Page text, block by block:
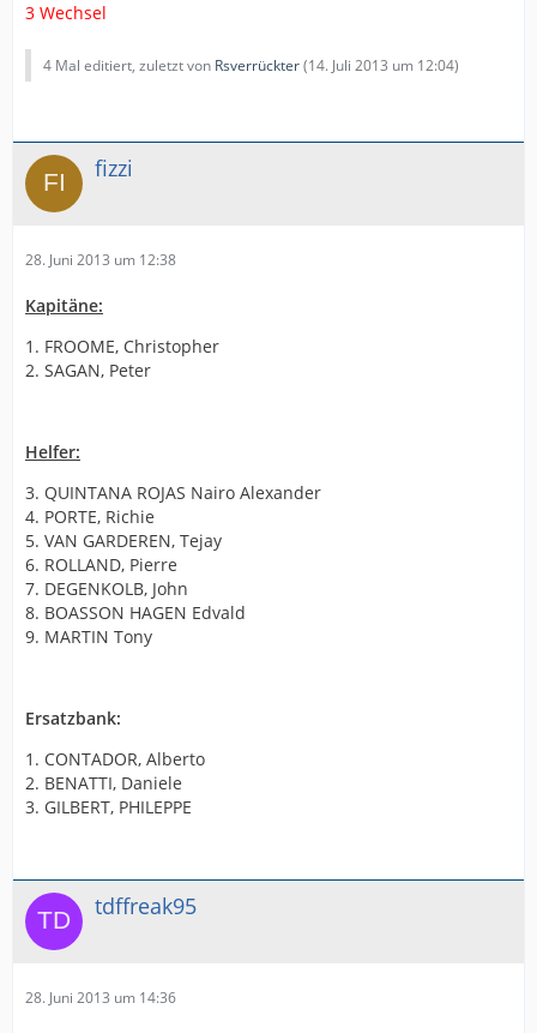
3 Wechsel
4 Mal editiert, zuletzt von Rsverrückter(14. Juli 2013 um 12:04)
fizzi
28. Juni 2013 um 12:38
Kapitäne:
1. FROOME, Christopher
2. SAGAN, Peter
Helfer:
3. QUINTANA ROJAS Nairo Alexander
4. PORTE, Richie
5. VAN GARDEREN, Tejay
6. ROLLAND, Pierre
7. DEGENKOLB, John
8. BOASSON HAGEN Edvald
9. MARTIN Tony
Ersatzbank:
1. CONTADOR, Alberto
2. BENATTI, Daniele
3. GILBERT, PHILEPPE
tdffreak95
28. Juni 2013 um 14:36